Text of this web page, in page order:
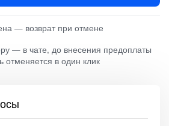
— возврат при отмене
— в чате, до внесения предоплаты
отменяется в один клик